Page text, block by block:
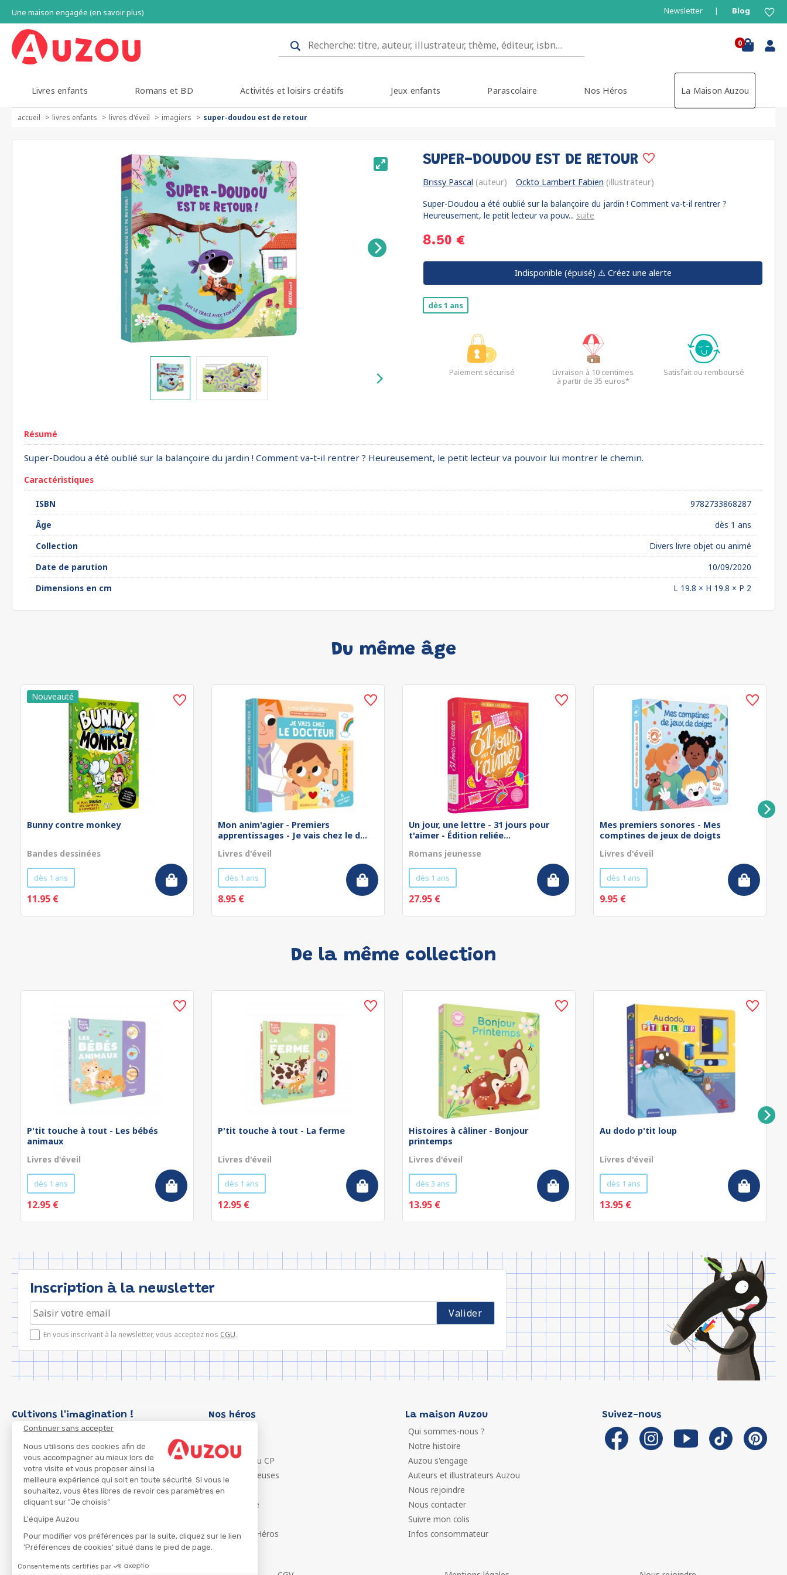
Continuer sans accepter
Nous utilisons des cookies afin de
vous accompagner au mieux lors de
votre visite et vous proposer ainsi la
meilleure expérience qui soit en toute sécurité. Si vous le
souhaitez, vous êtes libres de revoir ces paramètres en
cliquant sur "Je choisis"
L'équipe Auzou
Pour modifier vos préférences par la suite, cliquez sur le lien
'Préférences de cookies' situé dans le pied de page.
Consentements certifiés par
Une maison engagée (en savoir plus) Newsletter Blog
0
Livres enfants Romans et BD Activités et loisirs créatifs Jeux enfants Parascolaire Nos Héros La Maison Auzou
accueil livres enfants livres d'éveil imagiers super-doudou est de retour
SUPER-DOUDOU EST DE RETOUR
Brissy Pascal (auteur) Ockto Lambert Fabien (illustrateur)
Super-Doudou a été oublié sur la balançoire du jardin ! Comment va-t-il rentrer ?
Heureusement, le petit lecteur va pouv... suite
8.50 €
Indisponible (épuisé) ⚠️ Créez une alerte
dès 1 ans
Paiement sécurisé
Livraison à 10 centimes
à partir de 35 euros*
Satisfait ou remboursé
Résumé
Super-Doudou a été oublié sur la balançoire du jardin ! Comment va-t-il rentrer ? Heureusement, le petit lecteur va pouvoir lui montrer le chemin.
Caractéristiques
ISBN
9782733868287
Âge
dès 1 ans
Collection
Divers livre objet ou animé
Date de parution
10/09/2020
Dimensions en cm
L 19.8 × H 19.8 × P 2
Du même âge
Bunny contre monkey
Bandes dessinées
dès 1 ans
11.95 €
Mon anim'agier - Premiers
apprentissages - Je vais chez le d...
Livres d'éveil
dès 1 ans
8.95 €
Un jour, une lettre - 31 jours pour
t'aimer - Édition reliée...
Romans jeunesse
dès 1 ans
27.95 €
Mes premiers sonores - Mes
comptines de jeux de doigts
Livres d'éveil
dès 1 ans
9.95 €
De la même collection
P'tit touche à tout - Les bébés
animaux
Livres d'éveil
dès 1 ans
12.95 €
P'tit touche à tout - La ferme
Livres d'éveil
dès 1 ans
12.95 €
Histoires à câliner - Bonjour
printemps
Livres d'éveil
dès 3 ans
13.95 €
Au dodo p'tit loup
Livres d'éveil
dès 1 ans
13.95 €
Inscription à la newsletter
En vous inscrivant à la newsletter, vous acceptez nos CGU.
Cultivons l'imagination ! Nos héros
P'tit Loup
Les Héros du CP
Les Influenceuses
Migali
Petite Taupe
Ma Boîte à Héros
La maison Auzou
Qui sommes-nous ?
Notre histoire
Auzou s'engage
Auteurs et illustrateurs Auzou
Nous rejoindre
Nous contacter
Suivre mon colis
Infos consommateur
Suivez-nous